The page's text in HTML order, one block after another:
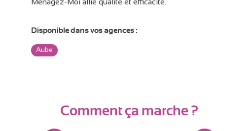
Ménagez-Moi allie qualité et efficacité.
Disponible dans vos agences :
Aube
Comment ça marche ?